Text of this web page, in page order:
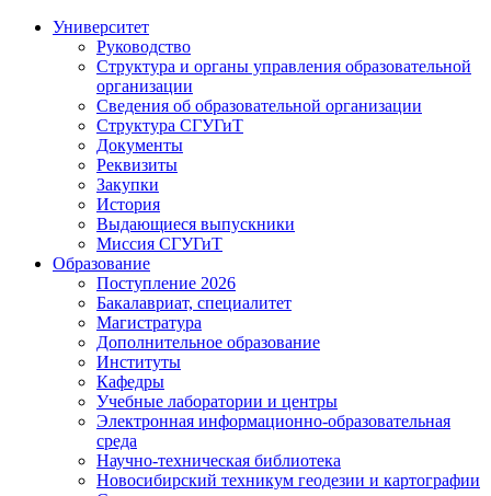
Университет
Руководство
Структура и органы управления образовательной
организации
Сведения об образовательной организации
Структура СГУГиТ
Документы
Реквизиты
Закупки
История
Выдающиеся выпускники
Миссия СГУГиТ
Образование
Поступление 2026
Бакалавриат, специалитет
Магистратура
Дополнительное образование
Институты
Кафедры
Учебные лаборатории и центры
Электронная информационно-образовательная
среда
Научно-техническая библиотека
Новосибирский техникум геодезии и картографии